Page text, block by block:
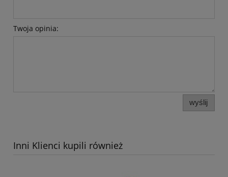
Twoja opinia:
wyślij
Inni Klienci kupili również